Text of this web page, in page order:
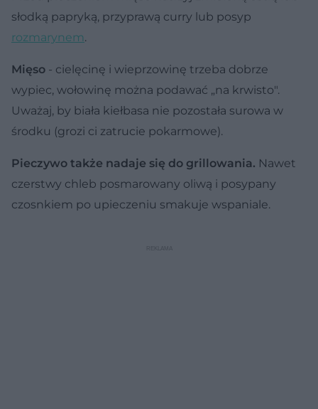
słodką papryką, przyprawą curry lub posyp
rozmarynem.
Mięso - cielęcinę i wieprzowinę trzeba dobrze
wypiec, wołowinę można podawać „na krwisto".
Uważaj, by biała kiełbasa nie pozostała surowa w
środku (grozi ci zatrucie pokarmowe).
Pieczywo także nadaje się do grillowania. Nawet
czerstwy chleb posmarowany oliwą i posypany
czosnkiem po upieczeniu smakuje wspaniale.